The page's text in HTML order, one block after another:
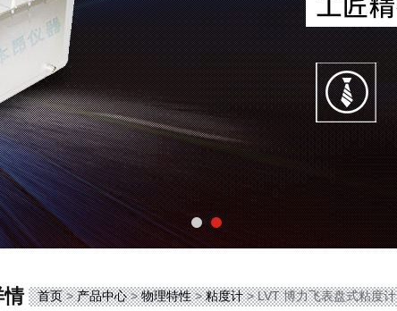
情 首页>产品中心>物理特性>粘度计> LVT 博力飞表盘式粘度计